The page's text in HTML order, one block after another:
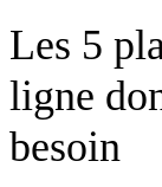
Les 5
ligne
besoin